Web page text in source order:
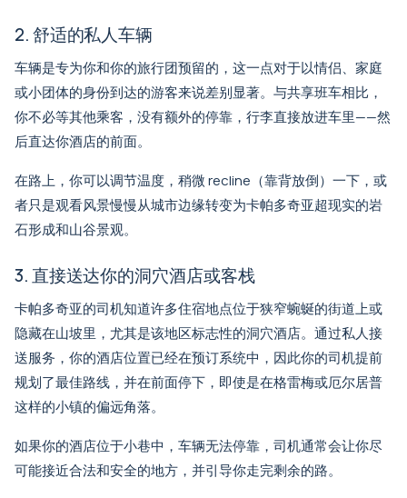
2. 舒适的私人车辆
车辆是专为你和你的旅行团预留的，这一点对于以情侣、家庭
或小团体的身份到达的游客来说差别显著。与共享班车相比，
你不必等其他乘客，没有额外的停靠，行李直接放进车里——然
后直达你酒店的前面。
在路上，你可以调节温度，稍微 recline（靠背放倒）一下，或
者只是观看风景慢慢从城市边缘转变为卡帕多奇亚超现实的岩
石形成和山谷景观。
3. 直接送达你的洞穴酒店或客栈
卡帕多奇亚的司机知道许多住宿地点位于狭窄蜿蜒的街道上或
隐藏在山坡里，尤其是该地区标志性的洞穴酒店。通过私人接
送服务，你的酒店位置已经在预订系统中，因此你的司机提前
规划了最佳路线，并在前面停下，即使是在格雷梅或厄尔居普
这样的小镇的偏远角落。
如果你的酒店位于小巷中，车辆无法停靠，司机通常会让你尽
可能接近合法和安全的地方，并引导你走完剩余的路。